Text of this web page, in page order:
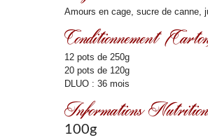
Amours en cage, sucre de canne,
Conditionnement
12 pots de 250g
20 pots de 120g
DLUO : 36 mois
Informations
100g